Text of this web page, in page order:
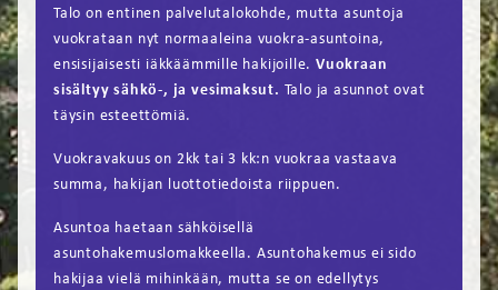
Talo on entinen palvelutalokohde, mutta asuntoja
vuokrataan nyt normaaleina vuokra-asuntoina,
ensisijaisesti iäkkäämmille hakijoille.Vuokraan
sisältyy sähkö-, ja vesimaksut. Talo ja asunnot ovat
täysin esteettömiä.
Vuokravakuus on 2kk tai 3 kk:n vuokraa vastaava
summa, hakijan luottotiedoista riippuen.
Asuntoa haetaan sähköisellä
asuntohakemuslomakkeella. Asuntohakemus ei sido
hakijaa vielä mihinkään, mutta se on edellytys